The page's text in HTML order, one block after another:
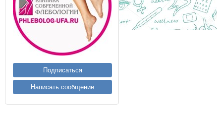
Подписаться
Написать сообщение